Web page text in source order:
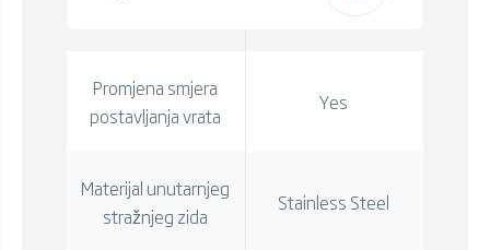
Promjena smjera
postavljanja vrata
Yes
Materijal unutarnjeg
stražnjeg zida
Stainless Steel